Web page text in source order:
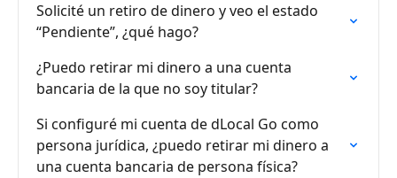
Solicité un retiro de dinero y veo el estado
“Pendiente”, ¿qué hago?
¿Puedo retirar mi dinero a una cuenta
bancaria de la que no soy titular?
Si configuré mi cuenta de dLocal Go como
persona jurídica, ¿puedo retirar mi dinero a
una cuenta bancaria de persona física?